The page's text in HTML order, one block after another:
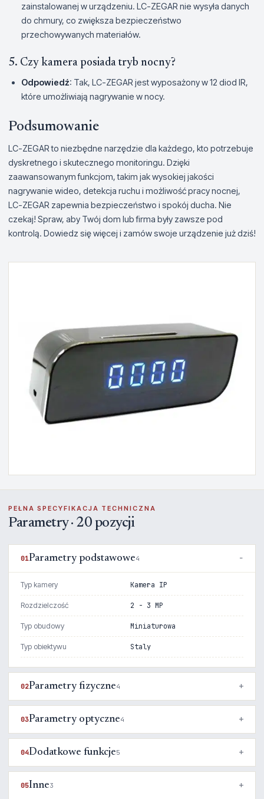
zainstalowanej w urządzeniu. LC-ZEGAR nie wysyła danych
do chmury, co zwiększa bezpieczeństwo
przechowywanych materiałów.
5. Czy kamera posiada tryb nocny?
Odpowiedź: Tak, LC-ZEGAR jest wyposażony w 12 diod IR,
które umożliwiają nagrywanie w nocy.
Podsumowanie
LC-ZEGAR to niezbędne narzędzie dla każdego, kto potrzebuje
dyskretnego i skutecznego monitoringu. Dzięki
zaawansowanym funkcjom, takim jak wysokiej jakości
nagrywanie wideo, detekcja ruchu i możliwość pracy nocnej,
LC-ZEGAR zapewnia bezpieczeństwo i spokój ducha. Nie
czekaj! Spraw, aby Twój dom lub firma były zawsze pod
kontrolą. Dowiedz się więcej i zamów swoje urządzenie już dziś!
PEŁNA SPECYFIKACJA TECHNICZNA
Parametry · 20 pozycji
01Parametry podstawowe4
Typ kamery Kamera IP
Rozdzielczość 2 - 3 MP
Typ obudowy Miniaturowa
Typ obiektywu Staly
02Parametry fizyczne4
03Parametry optyczne4
04Dodatkowe funkcje5
05Inne3